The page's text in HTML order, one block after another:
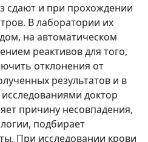
сдают и при прохождении
В лаборатории их
на автоматическом
реактивов для того,
отклонения от
результатов и в
доктор
причину несовпадения,
подбирает
При исследовании крови